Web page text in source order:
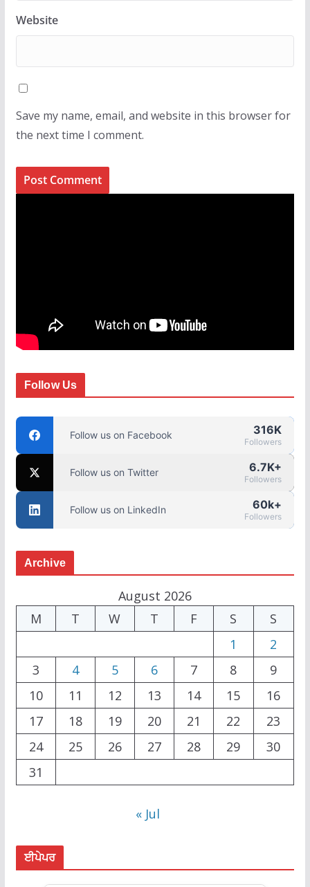
Website
Save my name, email, and website in this browser for
the next time I comment.
Follow Us
Follow us on Facebook 316K
Followers
Follow us on Twitter 6.7K+
Followers
Follow us on LinkedIn 60k+
Followers
Archive
August 2026
M
T W T F S
S
1
2
3
4 5 6 7 8
9
10
11 12 13 14 15
16
17
18 19 20 21 22
23
24
25 26 27 28 29
30
31
« Jul
ਈਪੇਪਰ